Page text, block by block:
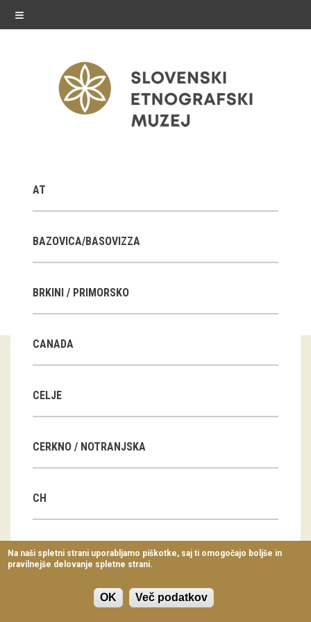
≡
Stalne razstave
Občasne razstave
E-razstave
Arhiv razstav
dogodki
Predavanja
Delavnice
Vodeni ogledi
AT
BAZOVICA/BASOVIZZA
BRKINI / PRIMORSKO
CANADA
CELJE
CERKNO / NOTRANJSKA
CH
CN
Na naši spletni strani uporabljamo piškotke, saj ti omogočajo boljše in
pravilnejše delovanje spletne strani.
OK Več podatkov